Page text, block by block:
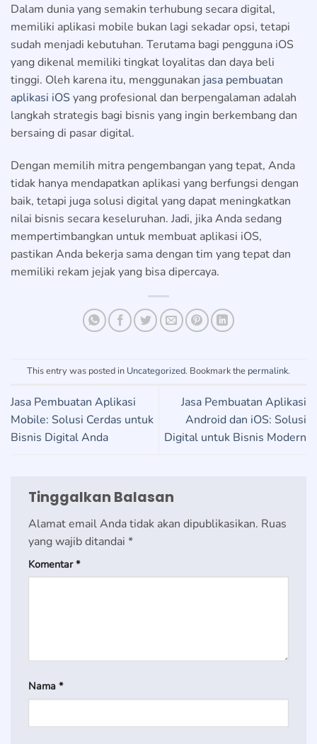
Dalam dunia yang semakin terhubung secara digital,
memiliki aplikasi mobile bukan lagi sekadar opsi, tetapi
sudah menjadi kebutuhan. Terutama bagi pengguna iOS
yang dikenal memiliki tingkat loyalitas dan daya beli
tinggi. Oleh karena itu, menggunakan jasa pembuatan
aplikasi iOSyang profesional dan berpengalaman adalah
langkah strategis bagi bisnis yang ingin berkembang dan
bersaing di pasar digital.
Dengan memilih mitra pengembangan yang tepat, Anda
tidak hanya mendapatkan aplikasi yang berfungsi dengan
baik, tetapi juga solusi digital yang dapat meningkatkan
nilai bisnis secara keseluruhan. Jadi, jika Anda sedang
mempertimbangkan untuk membuat aplikasi iOS,
pastikan Anda bekerja sama dengan tim yang tepat dan
memiliki rekam jejak yang bisa dipercaya.
This entry was posted in Uncategorized. Bookmark the permalink.
Jasa Pembuatan Aplikasi
Mobile: Solusi Cerdas untuk
Bisnis Digital Anda
Jasa Pembuatan Aplikasi
Android dan iOS: Solusi
Digital untuk Bisnis Modern
Tinggalkan Balasan
Alamat email Anda tidak akan dipublikasikan. Ruas
yang wajib ditandai *
Komentar*
Nama *